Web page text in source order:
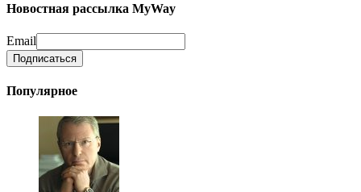
Новостная рассылка MyWay
Email
Популярное